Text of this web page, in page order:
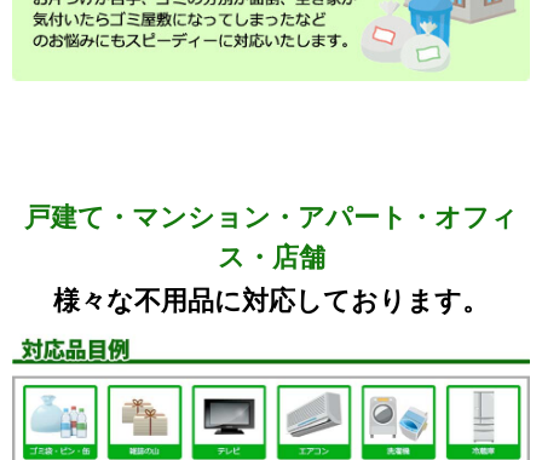
戸建て・マンション・アパート・オフィ
ス・店舗
様々な不用品に対応しております。